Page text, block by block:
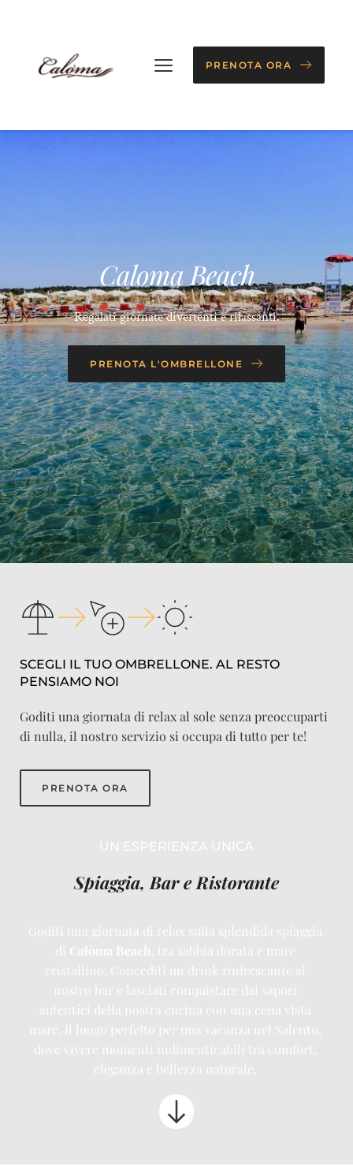
PRENOTA ORA
Caloma Beach
Regalati giornate divertenti e rilassanti.
PRENOTA L'OMBRELLONE
SCEGLI IL TUO OMBRELLONE. AL RESTO
PENSIAMO NOI
Goditi una giornata di relax al sole senza preoccuparti
di nulla, il nostro servizio si occupa di tutto per te!
PRENOTA ORA
UN ESPERIENZA UNICA
Spiaggia, Bar e Ristorante
Goditi una giornata di relax sulla splendida spiaggia
di Calòma Beach , tra sabbia dorata e mare
cristallino. Concediti un drink rinfrescante al
nostro bar e lasciati conquistare dai sapori
autentici della nostra cucina con una cena vista
mare. Il luogo perfetto per una vacanza nel Salento,
dove vivere momenti indimenticabili tra comfort,
eleganza e bellezza naturale.